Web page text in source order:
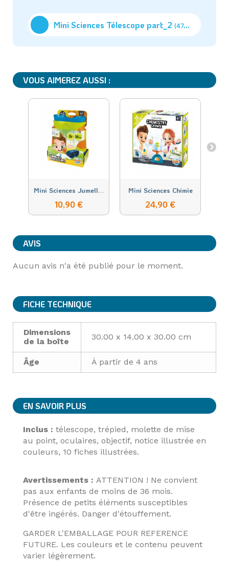
Mini Sciences Télescope part_2 (47.77M)
VOUS AIMEREZ AUSSI :
M
ini Sciences Jumelles
10,90 €
Mini Sciences Chimie
24,90 €
AVIS
Aucun avis n'a été publié pour le moment.
FICHE TECHNIQUE
Dimensions
de la boîte
30.00 x 14.00 x 30.00 cm
Âge À partir de 4 ans
EN SAVOIR PLUS
Inclus : télescope, trépied, molette de mise
au point, oculaires, objectif, notice illustrée en
couleurs, 10 fiches illustrées.
Avertissements : ATTENTION ! Ne convient
pas aux enfants de moins de 36 mois.
Présence de petits éléments susceptibles
d'être ingérés. Danger d'étouffement.
GARDER L'EMBALLAGE POUR REFERENCE
FUTURE. Les couleurs et le contenu peuvent
varier légèrement.